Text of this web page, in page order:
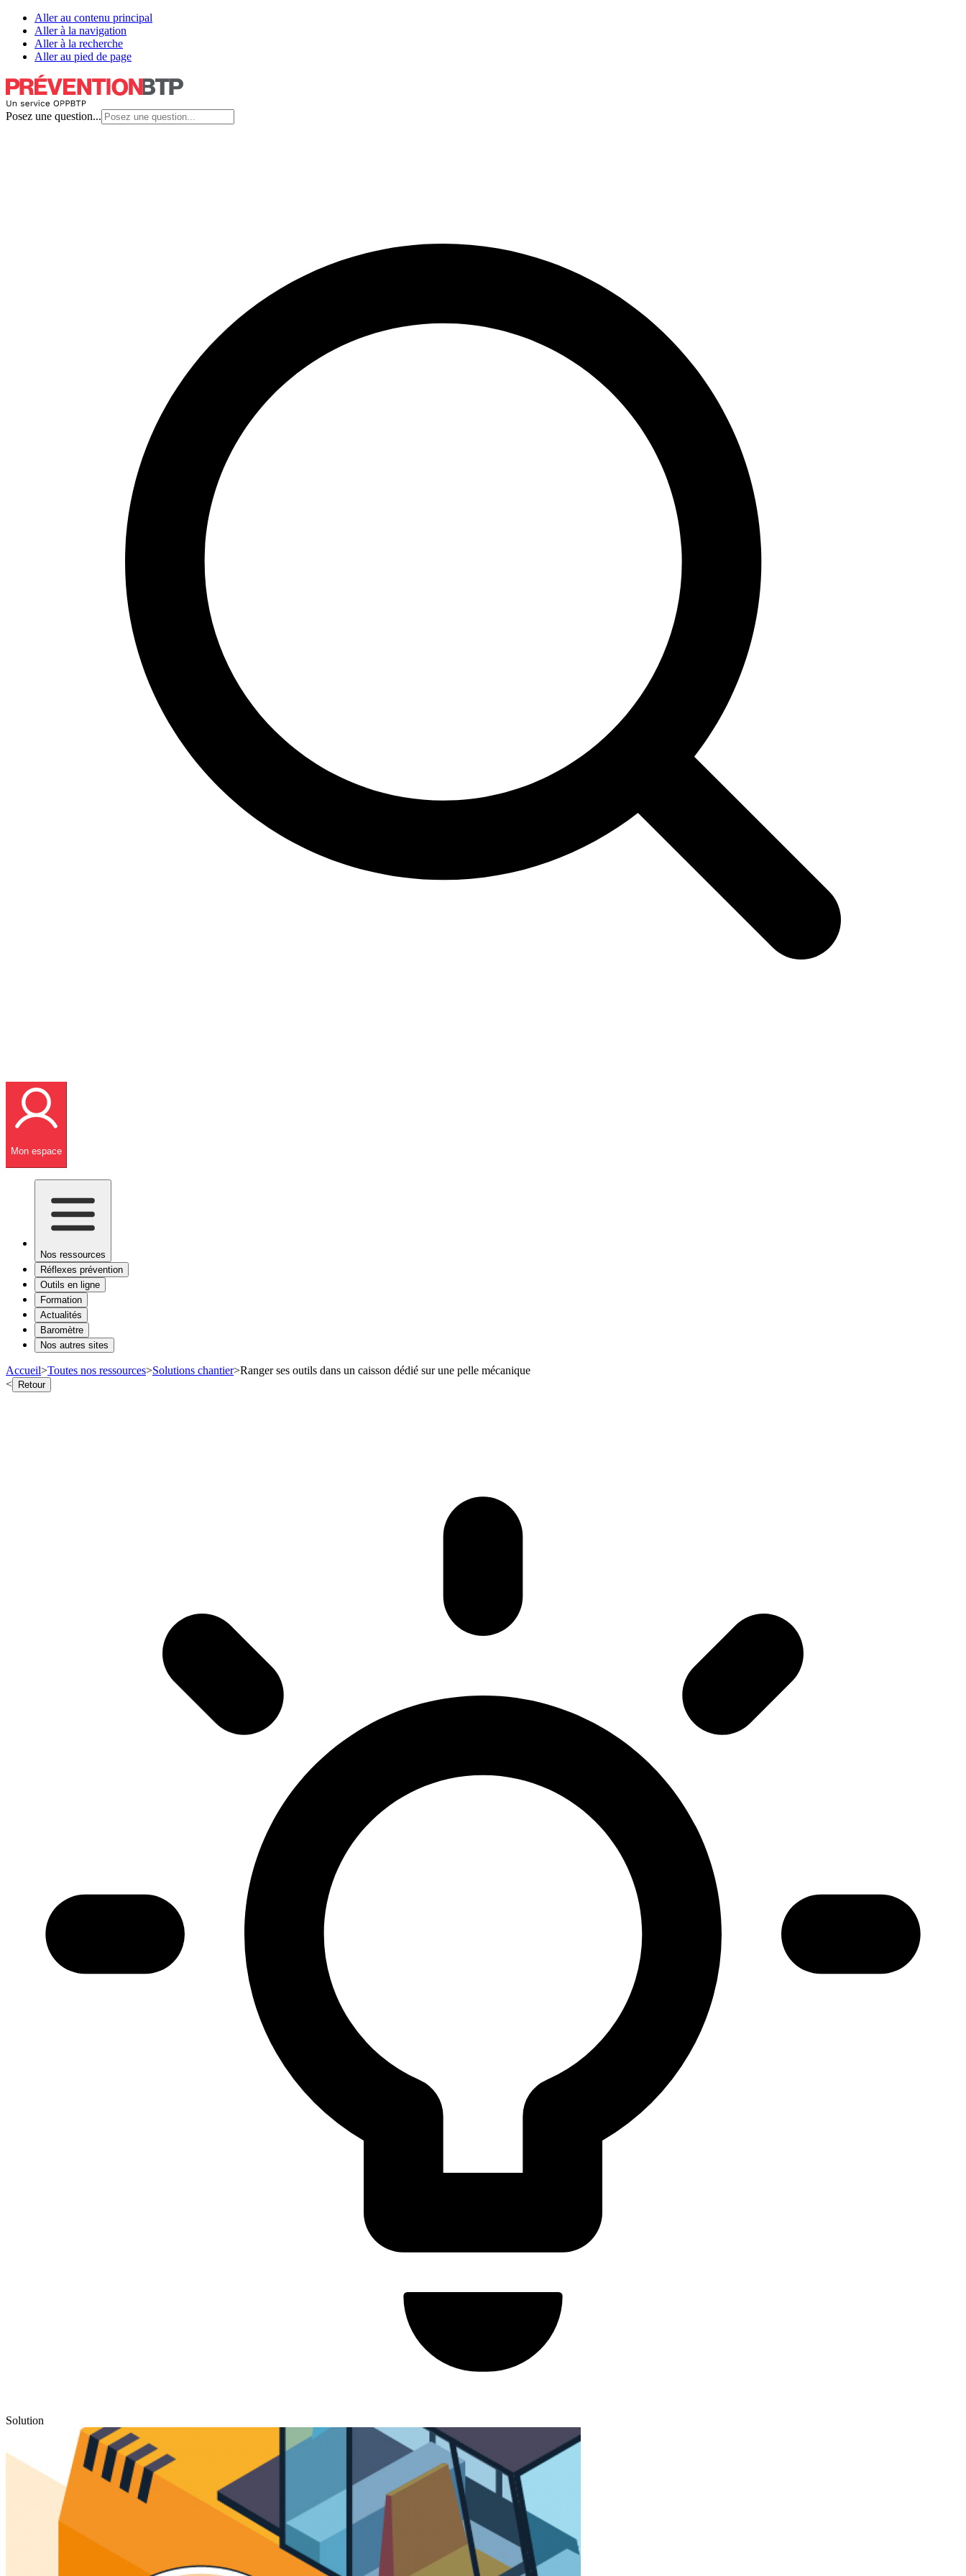
Aller au contenu principal
Aller à la navigation
Aller à la recherche
Aller au pied de page
Posez une question...
Mon espace
Nos ressources
Réflexes prévention
Outils en ligne
Formation
Actualités
Baromètre
Nos autres sites
Accueil>Toutes nos ressources>Solutions chantier>Ranger ses outils dans un caisson dédié sur une pelle mécanique
< Retour
Solution